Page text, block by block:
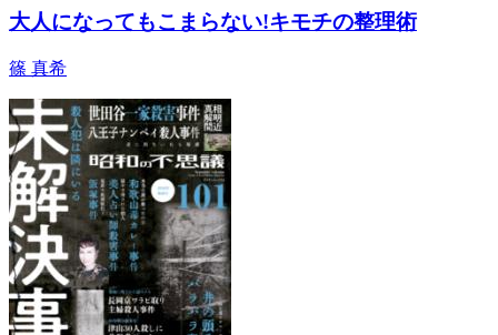
大人になってもこまらない!キモチの整理術
篠 真希